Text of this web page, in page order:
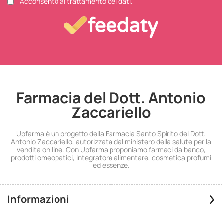
Farmacia del Dott. Antonio
Zaccariello
Upfarma è un progetto della Farmacia Santo Spirito del Dott.
Antonio Zaccariello, autorizzata dal ministero della salute per la
vendita on line. Con Upfarma proponiamo farmaci da banco,
prodotti omeopatici, integratore alimentare, cosmetica profumi
ed essenze.
Informazioni